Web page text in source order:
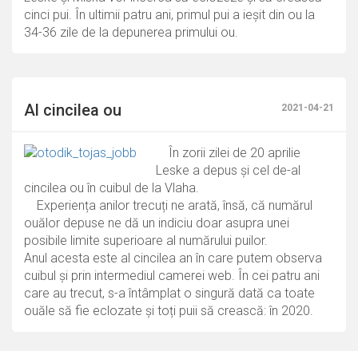
cinci pui. În ultimii patru ani, primul pui a ieșit din ou la
34-36 zile de la depunerea primului ou.
Al cincilea ou 2021-04-21
În zorii zilei de 20 aprilie
Leske a depus și cel de-al
cincilea ou în cuibul de la Vlaha.
Experiența anilor trecuți ne arată, însă, că numărul
ouălor depuse ne dă un indiciu doar asupra unei
posibile limite superioare al numărului puilor.
Anul acesta este al cincilea an în care putem observa
cuibul și prin intermediul camerei web. În cei patru ani
care au trecut, s-a întâmplat o singură dată ca toate
ouăle să fie eclozate și toți puii să crească: în 2020.